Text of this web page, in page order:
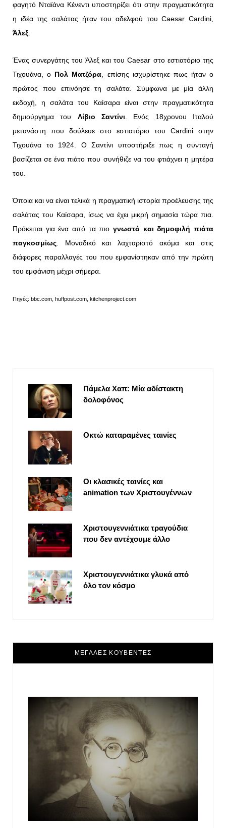
φαγητό Νταϊάνα Κένεντι υποστηρίζει ότι στην πραγματικότητα
η ιδέα της σαλάτας ήταν του αδελφού του Caesar Cardini,
Άλεξ
Ένας συνεργάτης του Άλεξ και του Caesar στο εστιατόριο της
Τιχουάνα, ο Πολ Ματζόρα , επίσης ισχυρίστηκε πως ήταν ο
πρώτος που επινόησε τη σαλάτα. Σύμφωνα με μία άλλη
εκδοχή, η σαλάτα του Καίσαρα είναι στην πραγματικότητα
δημιούργημα του Λίβιο Σαντίνι . Ενός 18χρονου Ιταλού
μετανάστη που δούλευε στο εστιατόριο του Cardini στην
Τιχουάνα το 1924. Ο Σαντίνι υποστήριξε πως η συνταγή
βασίζεται σε ένα πιάτο που συνήθιζε να του φτιάχνει η μητέρα
του.
Όποια και να είναι τελικά η πραγματική ιστορία προέλευσης της
σαλάτας του Καίσαρα, ίσως να έχει μικρή σημασία τώρα πια.
Πρόκειται για ένα από τα πιο γνωστά και δημοφιλή πιάτα
παγκοσμίως . Μοναδικό και λαχταριστό ακόμα και στις
διάφορες παραλλαγές του που εμφανίστηκαν από την πρώτη
του εμφάνιση μέχρι σήμερα.
Πηγές: bbc.com, huffpost.com, kitchenproject.com
Πάμελα Χαπ: Μία αδίστακτη
δολοφόνος
Οκτώ καταραμένες ταινίες
Οι κλασικές ταινίες και
animation των Χριστουγέννων
Χριστουγεννιάτικα τραγούδια
που δεν αντέχουμε άλλο
Χριστουγεννιάτικα γλυκά από
όλο τον κόσμο
ΜΕΓΑΛΕΣ ΚΟΥΒΕΝΤΕΣ